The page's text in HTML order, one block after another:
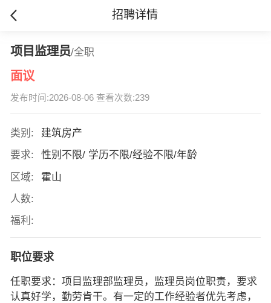
招聘详情
项目监理员/全职
面议
发布时间:2026-08-06 查看次数:239
类别:
建筑房产
要求:
性别不限/ 学历不限/经验不限/年龄
区域:
霍山
人数:
福利:
职位要求
任职要求：项目监理部监理员，监理员岗位职责，要求
认真好学，勤劳肯干。有一定的工作经验者优先考虑，